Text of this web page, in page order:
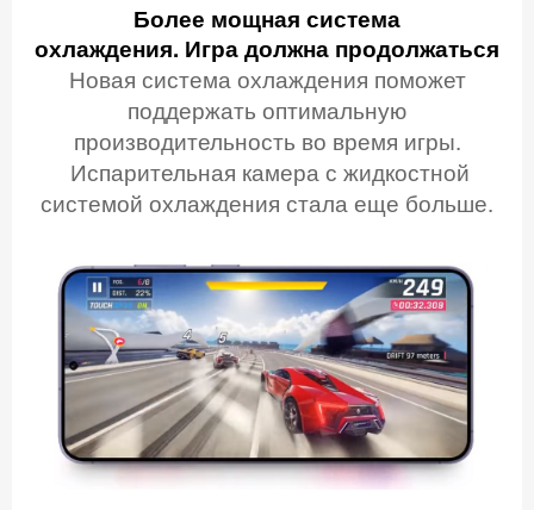
Более мощная система
охлаждения. Игра должна продолжаться
Новая система охлаждения поможет
поддержать оптимальную
производительность во время игры.
Испарительная камера с жидкостной
системой охлаждения стала еще больше.